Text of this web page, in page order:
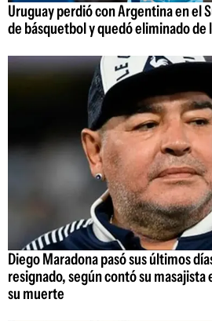
Uruguay perdió con Argentina en el
de básquetbol y quedó eliminado de
Diego Maradona pasó sus últimos
resignado, según contó su
su muerte